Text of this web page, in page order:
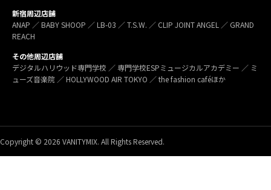
新宿周辺店舗
ANAP ／ BABY SHOOP ／ LB-03 ／ T.S.W. ／ CLIP JOINT ANGEL ／ GRAND
REACH
その他周辺店舗
デジタルハリウッド専門学校 ／ 専門学校ESPミュージカルアカデミー ／ ミ
ューズ音楽院 ／ HOLLYWOOD AIR TOKYO ／ the fashion caféほか
Copyright © 2026 VANITYMIX. All Rights Reserved.